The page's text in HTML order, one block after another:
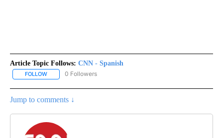
Article Topic Follows: CNN - Spanish
FOLLOW FOLLOW "CNN - SPANISH" TO RECEIVE NOTIFICATIONS ABOUT
0 Followers
Jump to comments ↓